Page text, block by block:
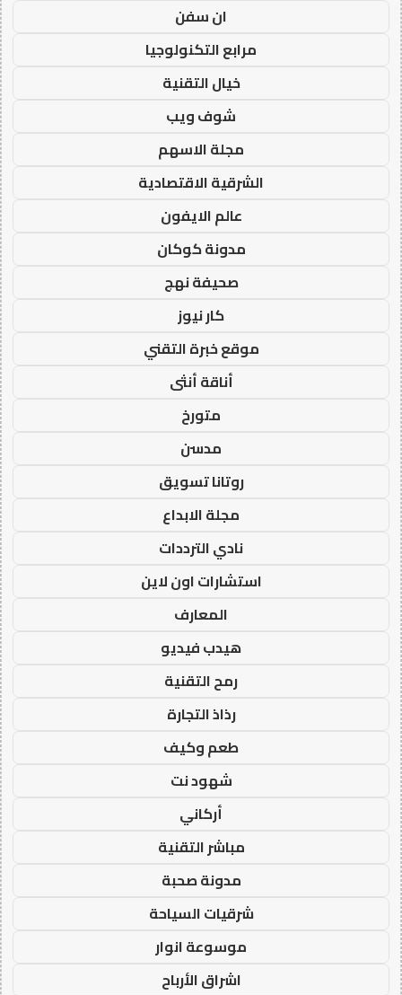
ان سفن
مرابع التكنولوجيا
خيال التقنية
شوف ويب
مجلة الاسهم
الشرقية الاقتصادية
عالم الايفون
مدونة كوكان
صحيفة نهج
كار نيوز
موقع خبرة التقني
أناقة أنثى
متورخ
مدسن
روتانا تسويق
مجلة الابداع
نادي الترددات
استشارات اون لاين
المعارف
هيدب فيديو
رمح التقنية
رذاذ التجارة
طعم وكيف
شهود نت
أركاني
مباشر التقنية
مدونة صحبة
شرقيات السياحة
موسوعة انوار
اشراق الأرباح